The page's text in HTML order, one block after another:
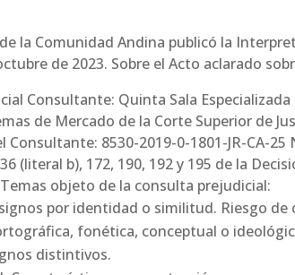
la Comunidad Andina publicó la
de 2023. Sobre el Acto aclarado
Consultante: Quinta Sala
de Mercado de la Corte Superior de
Consultante: 8530-2019-0-1801-JR-CA-
(literal b), 172, 190, 192 y 195 de la
objeto de la consulta prejudicial:
por identidad o similitud. Riesgo
fonética, conceptual o
distintivos.